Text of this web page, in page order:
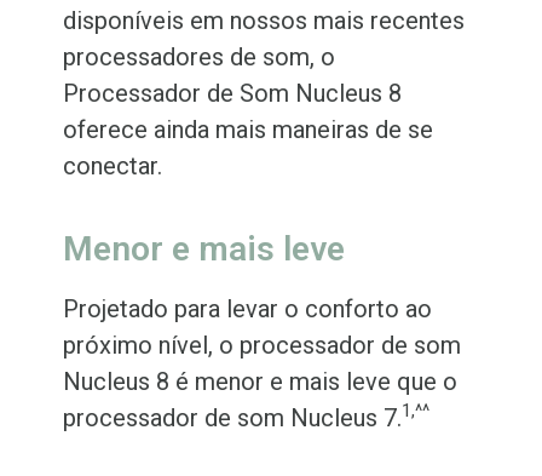
disponíveis em nossos mais recentes
processadores de som, o
Processador de Som Nucleus 8
oferece ainda mais maneiras de se
conectar.
Menor e mais leve
Projetado para levar o conforto ao
próximo nível, o processador de som
Nucleus 8 é menor e mais leve que o
processador de som Nucleus 7.1,^^